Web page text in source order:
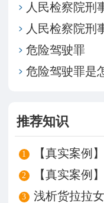
人民检察院刑
人民检察院刑
危险驾驶罪
危险驾驶罪是
推荐知识
1 【真实案例】
2 【真实案例】反
3 浅析货拉拉